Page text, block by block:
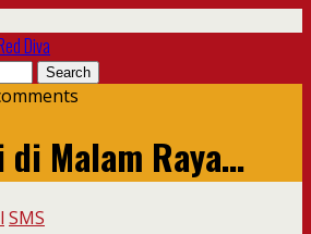
Diva
di Malam Raya…
SMS